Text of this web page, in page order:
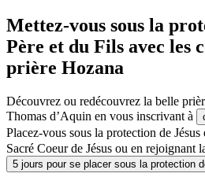
Mettez-vous sous la
Père et du Fils avec les
prière Hozana
Découvrez ou redécouvrez la belle
Thomas d’Aquin en vous inscrivant à
Placez-vous sous la protection de Jésus
Sacré Coeur de Jésus ou en rejoignant
5 jours pour se placer sous la protection